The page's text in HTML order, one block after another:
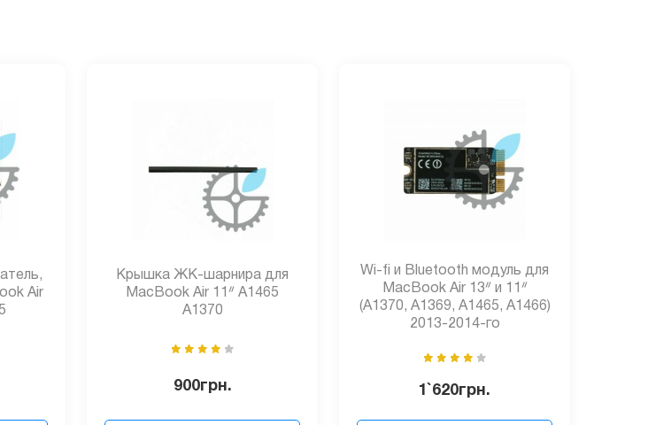
Air
Крышка ЖК-шарнира для
MacBook Air 11ᐥ A1465
A1370
900грн.
Wi-fi и Bluetooth модуль для
MacBook Air 13ᐥ и 11ᐥ
(A1370, A1369, A1465, A1466)
2013-2014-го
1`620грн.